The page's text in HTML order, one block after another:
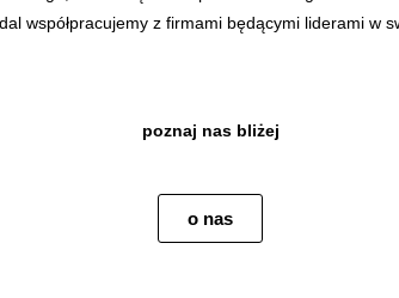
współpracujemy z firmami będącymi liderami
poznaj nas bliżej
o nas